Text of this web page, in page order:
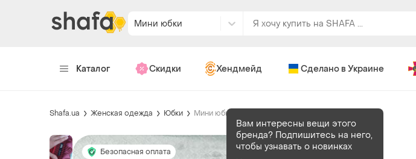
Мини юбки
Каталог Скидки Хендмейд Сделано в Украине
Shafa.ua Женская одежда Юбки Мини юбки
Безопасная оплата
В наличии1 шт
Вам интересны вещи этого
бренда? Подпишитесь на него,
чтобы узнавать о новинках